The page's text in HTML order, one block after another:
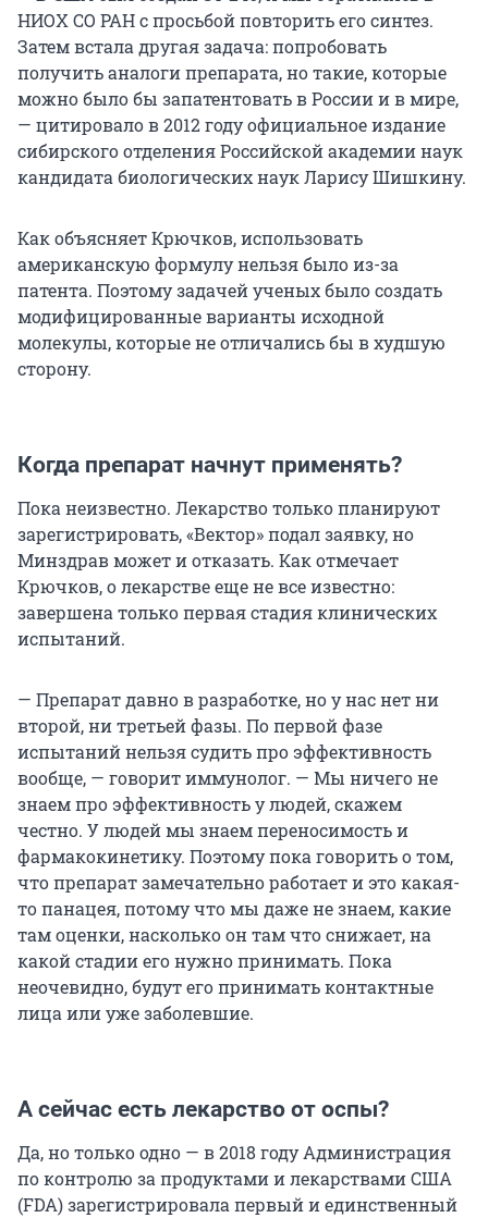
НИОХ СО РАН с просьбой повторить его синтез.
Затем встала другая задача: попробовать
получить аналоги препарата, но такие, которые
можно было бы запатентовать в России и в мире,
— цитировало в 2012 году официальное издание
сибирского отделения Российской академии наук
кандидата биологических наук Ларису Шишкину.
Как объясняет Крючков, использовать
американскую формулу нельзя было из-за
патента. Поэтому задачей ученых было создать
модифицированные варианты исходной
молекулы, которые не отличались бы в худшую
сторону.
Когда препарат начнут применять?
Пока неизвестно. Лекарство только планируют
зарегистрировать, «Вектор» подал заявку, но
Минздрав может и отказать. Как отмечает
Крючков, о лекарстве еще не все известно:
завершена только первая стадия клинических
испытаний.
— Препарат давно в разработке, но у нас нет ни
второй, ни третьей фазы. По первой фазе
испытаний нельзя судить про эффективность
вообще, — говорит иммунолог. — Мы ничего не
знаем про эффективность у людей, скажем
честно. У людей мы знаем переносимость и
фармакокинетику. Поэтому пока говорить о том,
что препарат замечательно работает и это какая-
то панацея, потому что мы даже не знаем, какие
там оценки, насколько он там что снижает, на
какой стадии его нужно принимать. Пока
неочевидно, будут его принимать контактные
лица или уже заболевшие.
А сейчас есть лекарство от оспы?
Да, но только одно — в 2018 году Администрация
по контролю за продуктами и лекарствами США
(FDA) зарегистрировала первый и единственный